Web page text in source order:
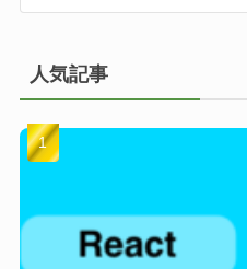
人気記事